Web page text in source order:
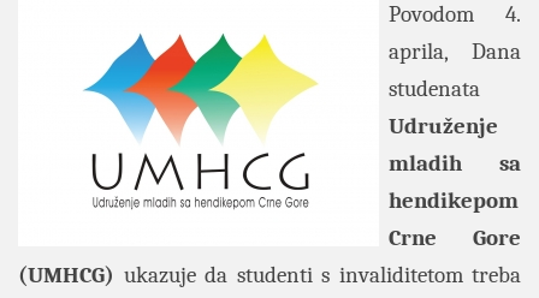
Povodom 4.
aprila, Dana
studenata
Udruženje
mladih sa
hendikepom
Crne Gore
(UMHCG) ukazuje da studenti s invaliditetom treba